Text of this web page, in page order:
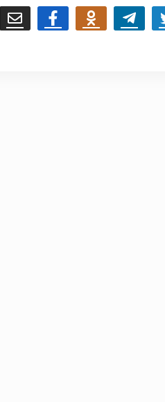
Email FacebookOdnoklassnikiTelegram